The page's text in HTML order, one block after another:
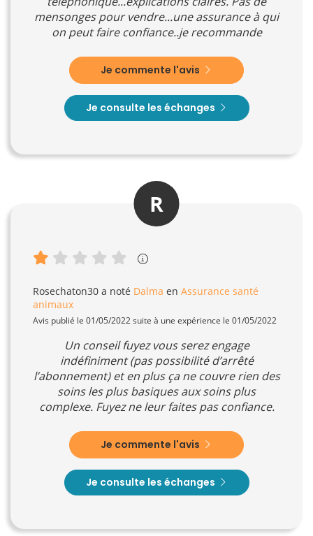
mensonges pour vendre...une assurance à qui
on peut faire confiance..je recommande
Je commente l'avis
Je consulte les échanges
R
Rosechaton30 a noté Dalma en Assurance santé
animaux
Avis publié le 01/05/2022 suite à une expérience le 01/05/2022
Un conseil fuyez vous serez engage
indéfiniment (pas possibilité d’arrêté
l’abonnement) et en plus ça ne couvre rien des
soins les plus basiques aux soins plus
complexe. Fuyez ne leur faites pas confiance.
Je commente l'avis
Je consulte les échanges